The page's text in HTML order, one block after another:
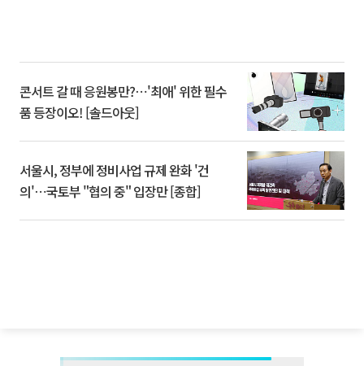
콘서트 갈 때 응원봉만?⋯'최애' 위한 필수
품 등장이오! [솔드아웃]
서울시, 정부에 정비사업 규제 완화 '건
의'⋯국토부 "협의 중" 입장만 [종합]